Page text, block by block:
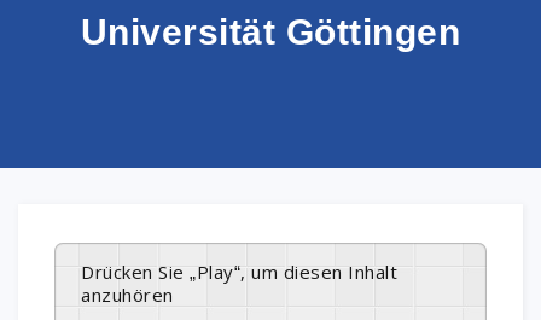
Universität Göttingen
Drücken Sie „Play“, um diesen Inhalt
anzuhören